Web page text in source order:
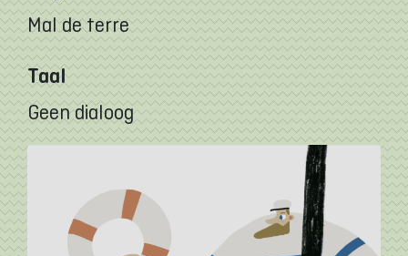
Mal de terre
Taal
Geen dialoog